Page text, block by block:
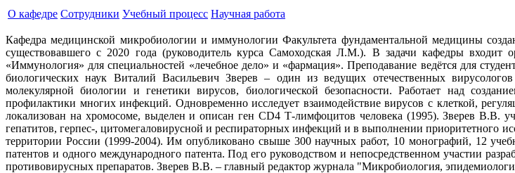
О кафедре Сотрудники Учебный процесс Научная работа
Кафедра медицинской микробиологии и иммунологии Факультета фундаментальной медицины
существовавшего с 2020 года (руководитель курса Самоходская Л.М.). В задачи кафедры
«Иммунология» для специальностей «лечебное дело» и «фармация». Преподавание ведётся для
биологических наук Виталий Васильевич Зверев – один из ведущих отечественных
молекулярной биологии и генетики вирусов, биологической безопасности. Работает над
профилактики многих инфекций. Одновременно исследует взаимодействие вирусов с клеткой,
локализован на хромосоме, выделен и описан ген CD4 Т-лимфоцитов человека (1995). Зверев В.В.
гепатитов, герпес-, цитомегаловирусной и респираторных инфекций и в выполнении приоритетного
территории России (1999-2004). Им опубликовано свыше 300 научных работ, 10 монографий, 12
патентов и одного международного патента. Под его руководством и непосредственном участии
противовирусных препаратов. Зверев В.В. – главный редактор журнала "Микробиология,